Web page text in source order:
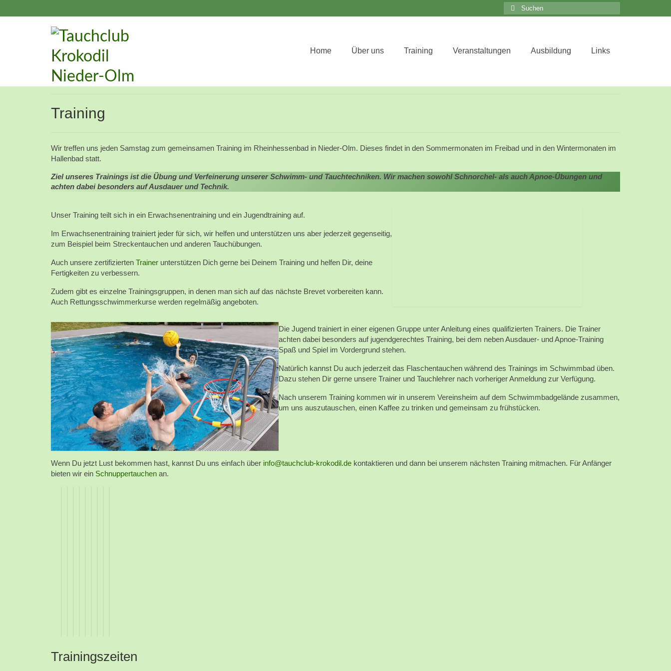
Suchen
nach:
Home Über uns Training Veranstaltungen Ausbildung Links
Training
Wir treffen uns jeden Samstag zum gemeinsamen Training im Rheinhessenbad in Nieder-Olm. Dieses findet in den Sommermonaten im Freibad und in den Wintermonaten im
Hallenbad statt.
Ziel unseres Trainings ist die Übung und Verfeinerung unserer Schwimm- und Tauchtechniken. Wir machen sowohl Schnorchel- als auch Apnoe-Übungen und
achten dabei besonders auf Ausdauer und Technik.
Unser Training teilt sich in ein Erwachsenentraining und ein Jugendtraining auf.
Im Erwachsenentraining trainiert jeder für sich, wir helfen und unterstützen uns aber jederzeit gegenseitig,
zum Beispiel beim Streckentauchen und anderen Tauchübungen.
Auch unsere zertifizierten Trainer unterstützen Dich gerne bei Deinem Training und helfen Dir, deine
Fertigkeiten zu verbessern.
Zudem gibt es einzelne Trainingsgruppen, in denen man sich auf das nächste Brevet vorbereiten kann.
Auch Rettungsschwimmerkurse werden regelmäßig angeboten.
Die Jugend trainiert in einer eigenen Gruppe unter Anleitung eines qualifizierten Trainers. Die Trainer
achten dabei besonders auf jugendgerechtes Training, bei dem neben Ausdauer- und Apnoe-Training
Spaß und Spiel im Vordergrund stehen.
Natürlich kannst Du auch jederzeit das Flaschentauchen während des Trainings im Schwimmbad üben.
Dazu stehen Dir gerne unsere Trainer und Tauchlehrer nach vorheriger Anmeldung zur Verfügung.
Nach unserem Training kommen wir in unserem Vereinsheim auf dem Schwimmbadgelände zusammen,
um uns auszutauschen, einen Kaffee zu trinken und gemeinsam zu frühstücken.
Wenn Du jetzt Lust bekommen hast, kannst Du uns einfach über info@tauchclub-krokodil.de kontaktieren und dann bei unserem nächsten Training mitmachen. Für Anfänger
bieten wir ein Schnuppertauchen an.
Trainingszeiten